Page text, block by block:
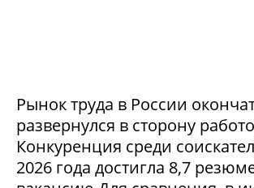
Рынок труда в России
развернулся в сторону
Конкуренция среди
2026 года достигла 8,7